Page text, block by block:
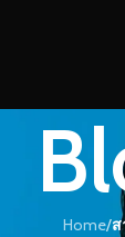
Home/ส